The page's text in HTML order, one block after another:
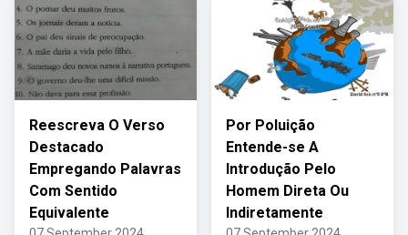
Reescreva O Verso
Destacado
Empregando Palavras
Com Sentido
Equivalente
Por Poluição
Entende-se A
Introdução Pelo
Homem Direta Ou
Indiretamente